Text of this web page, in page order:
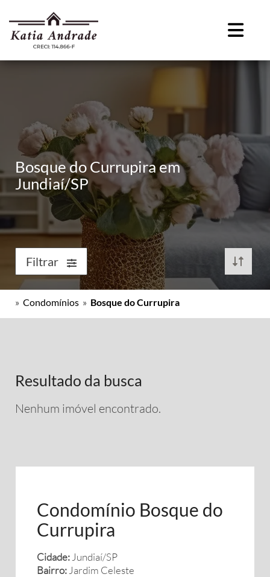
Bosque do Currupira em
Jundiaí/SP
Filtrar
» Condomínios » Bosque do Currupira
Resultado da busca
Nenhum imóvel encontrado.
Condomínio Bosque do
Currupira
Cidade: Jundiaí/SP
Bairro: Jardim Celeste